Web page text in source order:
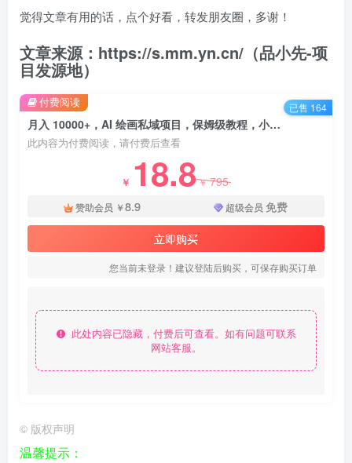
觉得文章有用的话，点个好看，转发朋友圈，多谢！
文章来源：https://s.mm.yn.cn/（品小先-项
目发源地）
月入 10000+，AI 绘画私域项目，保姆级教程，小白轻松上手 - 资源之家
此内容为付费阅读，请付费后查看
￥ 18.8￥795
赞助会员 ￥8.9 超级会员 免费
立即购买
您当前未登录！建议登陆后购买，可保存购买订单
此处内容已隐藏，付费后可查看。如有问题可联系
网站客服。
付费阅读 已售 164
© 版权声明
温馨提示：